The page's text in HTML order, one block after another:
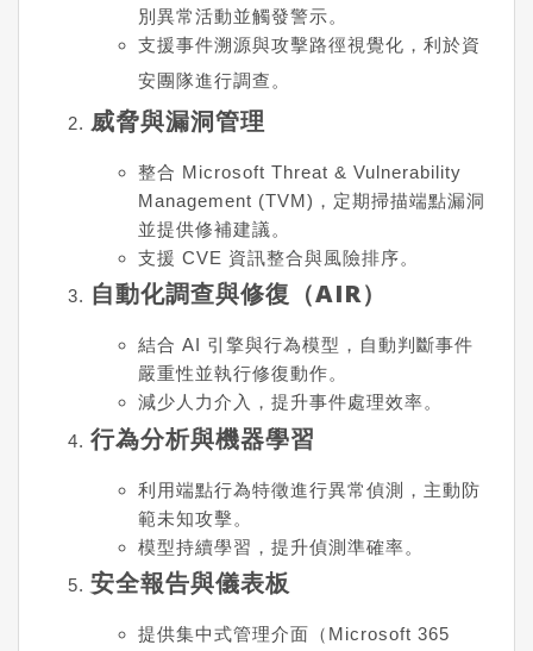
別異常活動並觸發警示。
支援事件溯源與攻擊路徑視覺化，利於資
安團隊進行調查。
威脅與漏洞管理
整合 Microsoft Threat & Vulnerability
Management (TVM)，定期掃描端點漏洞
並提供修補建議。
支援 CVE 資訊整合與風險排序。
自動化調查與修復（AIR）
結合 AI 引擎與行為模型，自動判斷事件
嚴重性並執行修復動作。
減少人力介入，提升事件處理效率。
行為分析與機器學習
利用端點行為特徵進行異常偵測，主動防
範未知攻擊。
模型持續學習，提升偵測準確率。
安全報告與儀表板
提供集中式管理介面（Microsoft 365